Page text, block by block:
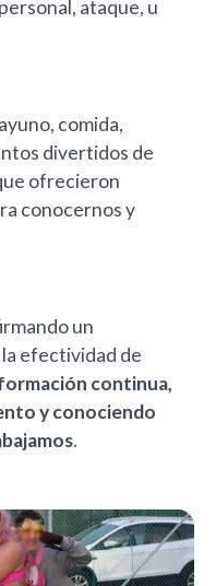
ataque, u
comida,
divertidos de
ofrecieron
conocernos y
un
efectividad de
continua,
y conociendo
.